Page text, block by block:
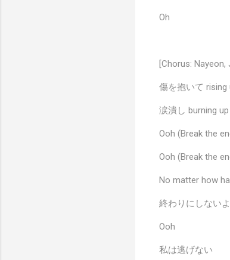
Oh
[Chorus: Nayeon,
傷を抱いて rising
涙潰し burning
Ooh (Break the
Ooh (Break the
No matter how
終わりにしない
Ooh
私は逃げない